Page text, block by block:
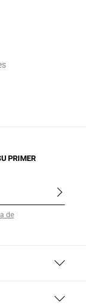
PRIMER
de